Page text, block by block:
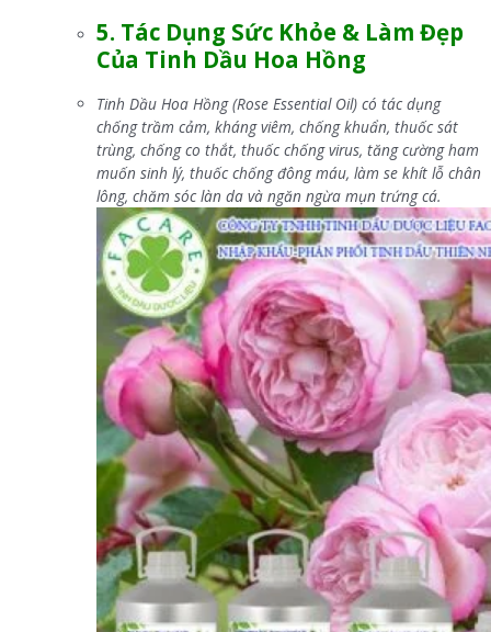
5. Tác Dụng Sức Khỏe & Làm Đẹp
Của Tinh Dầu Hoa Hồng
Tinh Dầu Hoa Hồng (Rose Essential Oil) có tác dụng
chống trầm cảm, kháng viêm, chống khuẩn, thuốc sát
trùng, chống co thắt, thuốc chống virus, tăng cường ham
muốn sinh lý, thuốc chống đông máu, làm se khít lỗ chân
lông, chăm sóc làn da và ngăn ngừa mụn trứng cá.